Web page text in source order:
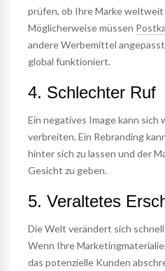
prüfen, ob Ihre Marke
Möglicherweise müssen
andere Werbemittel
global funktioniert.
4. Schlechter Ruf
Ein negatives Image kann sich
verbreiten. Ein Rebranding
hinter sich zu lassen und der
Gesicht zu geben.
5. Veraltetes
Die Welt verändert sich
Wenn Ihre
das potenzielle Kunden